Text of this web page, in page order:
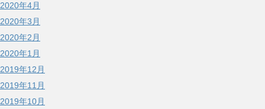
2020年4月
2020年3月
2020年2月
2020年1月
2019年12月
2019年11月
2019年10月